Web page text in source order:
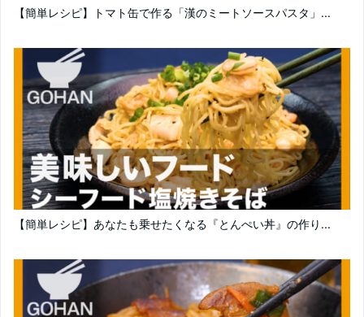
【簡単レシピ】トマト缶で作る「漢のミートソースパスタ」...
【簡単レシピ】あなたも乗せたくなる『とんぺい丼』の作り...